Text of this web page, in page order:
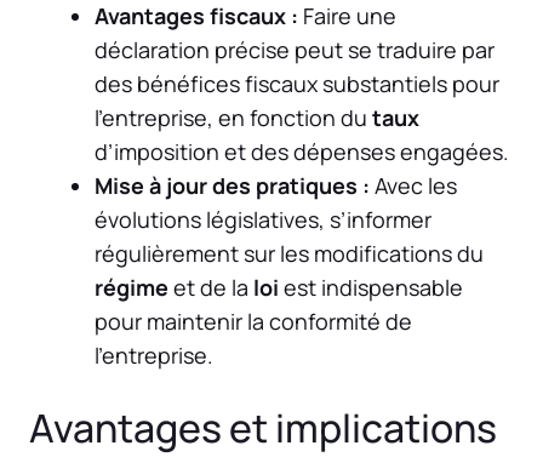
Avantages fiscaux : Faire une
déclaration précise peut se traduire par
des bénéfices fiscaux substantiels pour
l’entreprise, en fonction du taux
d’imposition et des dépenses engagées.
Mise à jour des pratiques : Avec les
évolutions législatives, s’informer
régulièrement sur les modifications du
régime et de la loi est indispensable
pour maintenir la conformité de
l’entreprise.
Avantages et implications